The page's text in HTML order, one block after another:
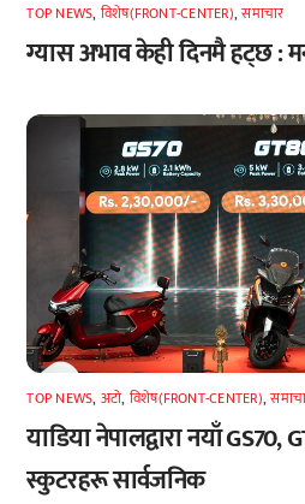
TOP NEWS, विशेष(FRONT-CENTER),समाचार
ग्यास अभाव केही दिनमै हट्छ :
TOP NEWS, अटाे, विशेष(FRONT-CENTER),
याडिया नेपालद्वारा नयाँ GS70,
स्कुटरहरू सार्वजनिक